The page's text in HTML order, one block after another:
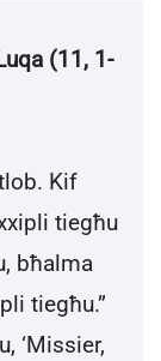
(11, 1-
Kif
tiegħu
bħalma
tiegħu.”
‘Missier,